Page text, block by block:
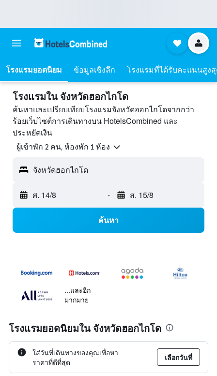
โรงแรมยอดนิยม ข้อมูลเชิงลึก โรงแรมที่ได้รับคะแนนสูง
โรงแรมใน จังหวัดฮอกไกโด
ค้นหาและเปรียบเทียบโรงแรมจังหวัดฮอกไกโดจากกว่า
ร้อยเว็บไซต์การเดินทางบน HotelsCombined และ
ประหยัดเงิน
ผู้เข้าพัก 2 คน, ห้องพัก 1 ห้อง
จังหวัดฮอกไกโด
ศ. 14/8 - ส. 15/8
ค้นหา
...และอีก
มากมาย
โรงแรมยอดนิยมใน จังหวัดฮอกไกโด
ใส่วันที่เดินทางของคุณเพื่อหา
ราคาที่ดีที่สุด
เลือกวันที่